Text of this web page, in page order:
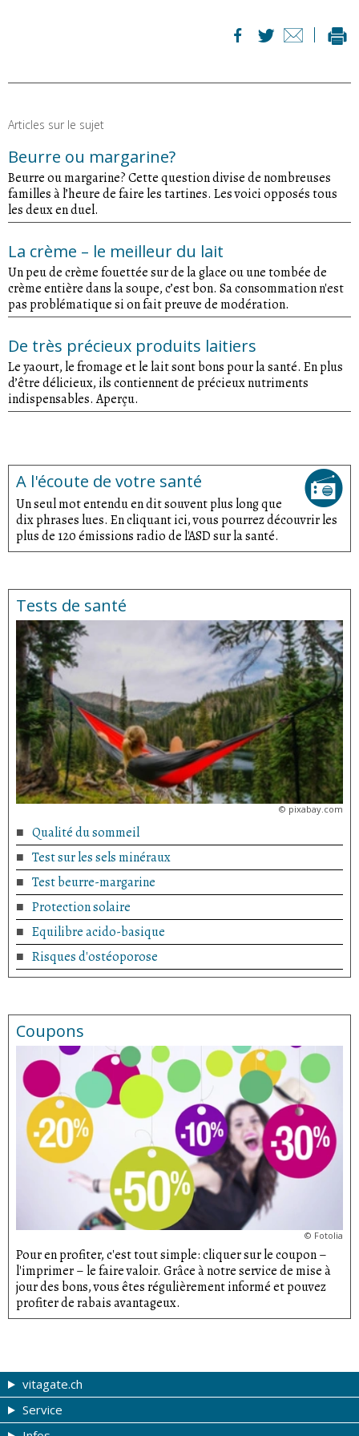
Articles sur le sujet
Beurre ou margarine?
Beurre ou margarine? Cette question divise de nombreuses
familles à l’heure de faire les tartines. Les voici opposés tous
les deux en duel.
La crème – le meilleur du lait
Un peu de crème fouettée sur de la glace ou une tombée de
crème entière dans la soupe, c’est bon. Sa consommation n'est
pas problématique si on fait preuve de modération.
De très précieux produits laitiers
Le yaourt, le fromage et le lait sont bons pour la santé. En plus
d’être délicieux, ils contiennent de précieux nutriments
indispensables. Aperçu.
A l'écoute de votre santé
Un seul mot entendu en dit souvent plus long que
dix phrases lues. En cliquant ici, vous pourrez découvrir les
plus de 120 émissions radio de l'ASD sur la santé.
Tests de santé
© pixabay.com
Qualité du sommeil
Test sur les sels minéraux
Test beurre-margarine
Protection solaire
Equilibre acido-basique
Risques d'ostéoporose
Coupons
© Fotolia
Pour en profiter, c'est tout simple: cliquer sur le coupon –
l'imprimer – le faire valoir. Grâce à notre service de mise à
jour des bons, vous êtes régulièrement informé et pouvez
profiter de rabais avantageux.
vitagate.ch
Forme et beauté
Service